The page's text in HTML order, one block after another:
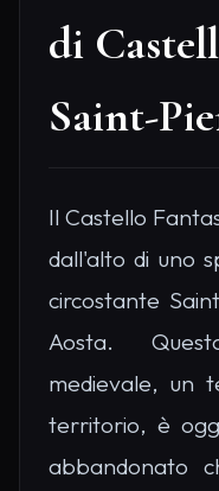
di
Saint-
Il Castello
dall'alto di uno
circostante
Aosta.
medievale, un
territorio, è
abbandonato